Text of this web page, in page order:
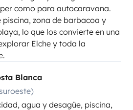
como para autocaravana.
piscina, zona de barbacoa y
lo que los convierte en una
Elche y toda la
Blanca
agua y desagüe, piscina,